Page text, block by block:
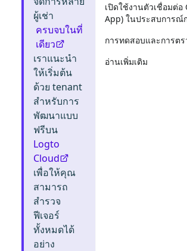
ผู้เช่า
ครบจบในที่
เดียว
เราแนะนำ
ให้เริ่มต้น
ด้วย tenant
สำหรับการ
พัฒนาแบบ
ฟรีบน
Logto
Cloud
เพื่อให้คุณ
สามารถ
สำรวจ
ฟีเจอร์
ทั้งหมดได้
อย่าง
เปิดใช้งานตัวเชื่อมต่อ
App) ในประสบการณ์
การทดสอบและการต
อ่านเพิ่มเติม